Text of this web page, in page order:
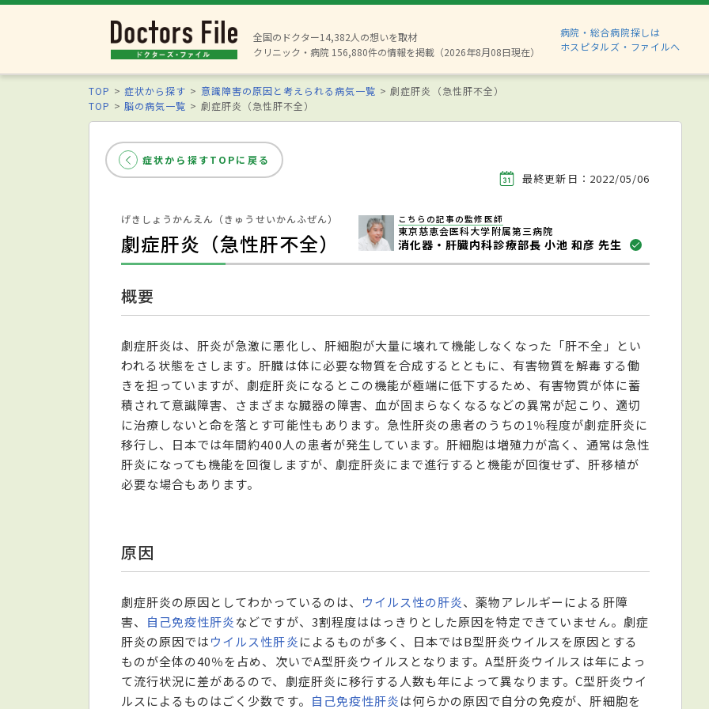
全国のドクター14,382人の想いを取材
クリニック・病院 156,880件の情報を掲載（2026年8月08日現在）
病院・総合病院探しは
ホスピタルズ・ファイルへ
TOP 症状から探す 意識障害の原因と考えられる病気一覧
劇症肝炎（急性肝不全）
TOP
脳の病気一覧 劇症肝炎（急性肝不全）
症状から探すTOPに戻る
こちらの記事の監修医師
東京慈恵会医科大学附属第三病院
消化器・肝臓内科診療部長 小池 和彦 先生
げきしょうかんえん（きゅうせいかんふぜん）
劇症肝炎（急性肝不全）
最終更新日：2022/05/06
概要
劇症肝炎は、肝炎が急激に悪化し、肝細胞が大量に壊れて機能しなくなった「肝不全」とい
われる状態をさします。肝臓は体に必要な物質を合成するとともに、有害物質を解毒する働
きを担っていますが、劇症肝炎になるとこの機能が極端に低下するため、有害物質が体に蓄
積されて意識障害、さまざまな臓器の障害、血が固まらなくなるなどの異常が起こり、適切
に治療しないと命を落とす可能性もあります。急性肝炎の患者のうちの1％程度が劇症肝炎に
移行し、日本では年間約400人の患者が発生しています。肝細胞は増殖力が高く、通常は急性
肝炎になっても機能を回復しますが、劇症肝炎にまで進行すると機能が回復せず、肝移植が
必要な場合もあります。
原因
劇症肝炎の原因としてわかっているのは、 ウイルス性の肝炎、薬物アレルギーによる肝障
害、 自己免疫性肝炎などですが、3割程度ははっきりとした原因を特定できていません。劇症
肝炎の原因ではウイルス性肝炎によるものが多く、日本ではB型肝炎ウイルスを原因とする
ものが全体の40％を占め、次いでA型肝炎ウイルスとなります。A型肝炎ウイルスは年によっ
て流行状況に差があるので、劇症肝炎に移行する人数も年によって異なります。C型肝炎ウイ
ルスによるものはごく少数です。 自己免疫性肝炎は何らかの原因で自分の免疫が、肝細胞を